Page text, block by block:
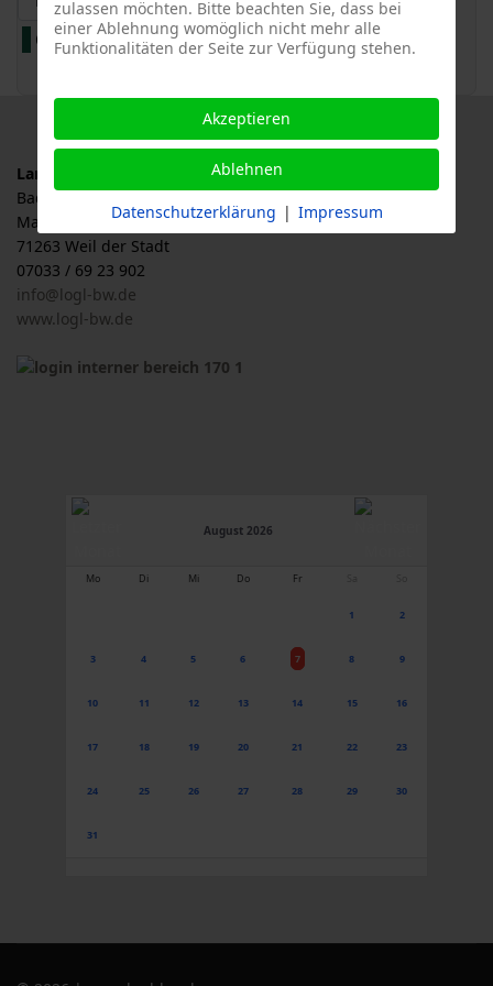
Gartenschauen Alle Kategorien ...
Landesverband für Obstbau, Garten und Landschaft
Baden-Württemberg e.V., LOGL
Malersbuckel 11
71263 Weil der Stadt
07033 / 69 23 902
info@logl-bw.de
www.logl-bw.de
August 2026
Mo Di Mi Do Fr
1 2
3 4 5 6 7 8 9
10 11 12 13 14 15 16
17 18 19 20 21 22 23
24 25 26 27 28 29 30
31
zulassen möchten. Bitte beachten Sie, dass bei
einer Ablehnung womöglich nicht mehr alle
Funktionalitäten der Seite zur Verfügung stehen.
Akzeptieren
Ablehnen
Datenschutzerklärung | Impressum